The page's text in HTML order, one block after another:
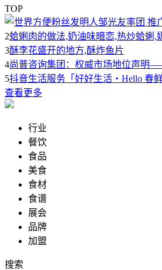
TOP
2蛤蜊肉的做法,奶油味暗恋,热炒蛤蜊,
3酥李花盛开的地方,酥炸鱼片
4尚普咨询集团：权威市场地位声明
5抖音生活服务「好好生活・Hello 春
查看更多
行业
餐饮
食品
美食
食材
食谱
展会
品牌
加盟
搜索